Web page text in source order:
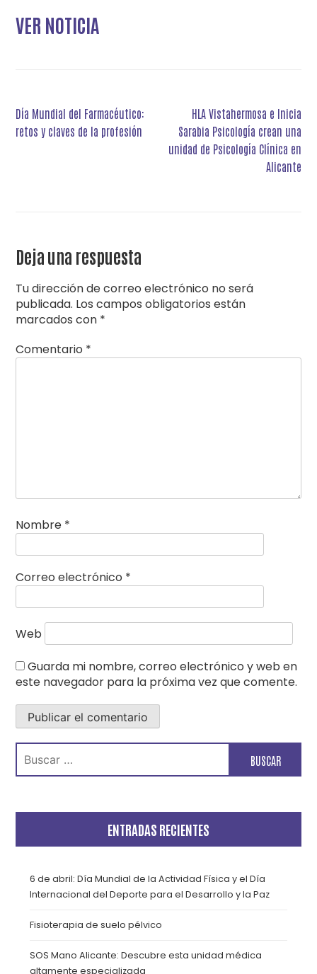
VER NOTICIA
Navegación
de
Día Mundial del Farmacéutico:
retos y claves de la profesión
HLA Vistahermosa e Inicia
Sarabia Psicología crean una
unidad de Psicología Clínica en
Alicante
Deja una respuesta
Tu dirección de correo electrónico no será
publicada. Los campos obligatorios están
marcados con *
Comentario *
Nombre *
Correo electrónico *
Web
Guarda mi nombre, correo electrónico y web en
este navegador para la próxima vez que comente.
Buscar:
ENTRADAS RECIENTES
6 de abril: Día Mundial de la Actividad Física y el Día
Internacional del Deporte para el Desarrollo y la Paz
Fisioterapia de suelo pélvico
SOS Mano Alicante: Descubre esta unidad médica
altamente especializada